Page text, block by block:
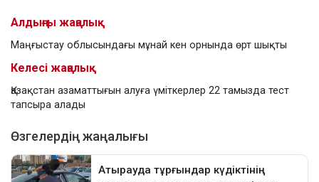
Алдыңғы жаңалық
Маңғыстау облысындағы мұнай кен орнында өрт шықты
Келесі жаңалық
Қазақстан азаматтығын алуға үміткерлер 22 тамызда тест
тапсыра алады